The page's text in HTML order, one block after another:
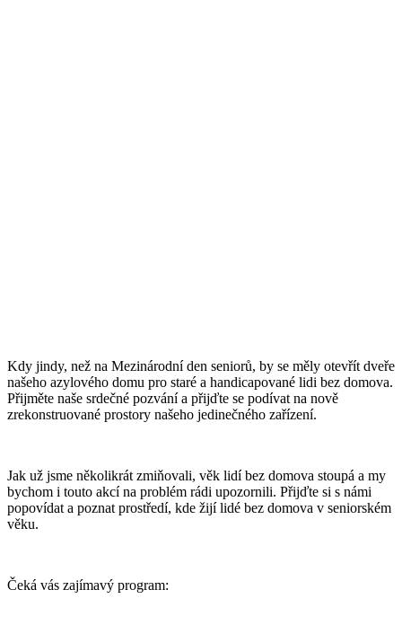
Kdy jindy, než na Mezinárodní den seniorů, by se měly otevřít dveře
našeho azylového domu pro staré a handicapované lidi bez domova.
Přijměte naše srdečné pozvání a přijďte se podívat na nově
zrekonstruované prostory našeho jedinečného zařízení.
Jak už jsme několikrát zmiňovali, věk lidí bez domova stoupá a my
bychom i touto akcí na problém rádi upozornili. Přijďte si s námi
popovídat a poznat prostředí, kde žijí lidé bez domova v seniorském
věku.
Čeká vás zajímavý program: